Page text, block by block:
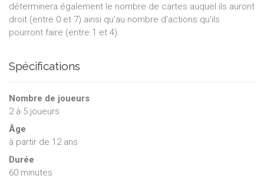
déterminera également le nombre de cartes auquel ils auront
droit (entre 0 et 7) ainsi qu'au nombre d'actions qu'ils
pourront faire (entre 1 et 4).
Spécifications
Nombre de joueurs
2à 5 joueurs
Âge
à partir de 12 ans
Durée
60 minutes